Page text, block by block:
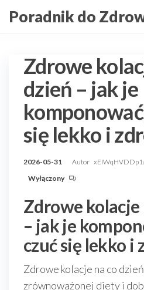
doPoradnik do
Zdrowe
dzień – jak je
się lekko i
2026-05-31 Autor
Wyłączony
Zdrowe kolacje
– jak je
czuć się lekko i
Zdrowe kolacje na co
zrównoważonej diety i